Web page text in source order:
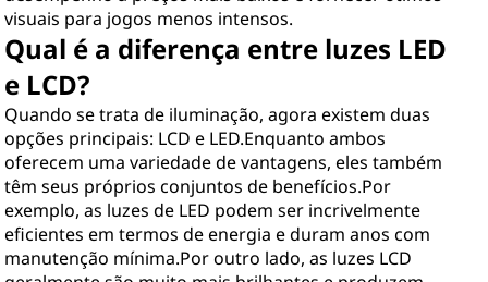
visuais para jogos menos intensos.
Qual é a diferença entre luzes LED
e LCD?
Quando se trata de iluminação, agora existem duas
opções principais: LCD e LED.Enquanto ambos
oferecem uma variedade de vantagens, eles também
têm seus próprios conjuntos de benefícios.Por
exemplo, as luzes de LED podem ser incrivelmente
eficientes em termos de energia e duram anos com
manutenção mínima.Por outro lado, as luzes LCD